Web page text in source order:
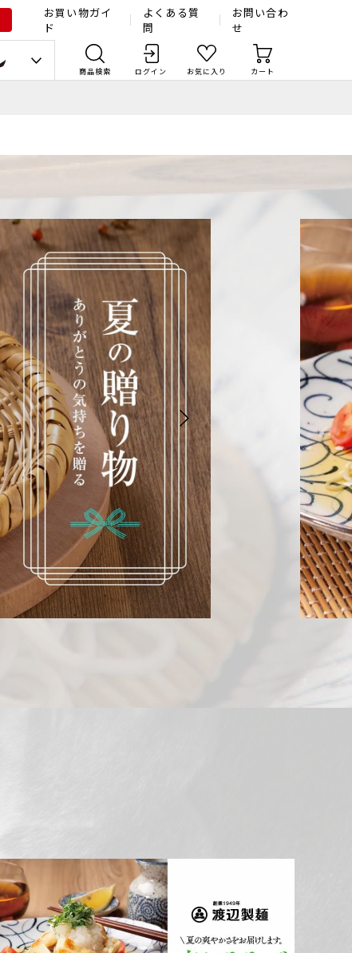
お買い物ガイ
ド
よくある質
問
お問い合わ
せ
商品検索 ログイン お気に入り カート